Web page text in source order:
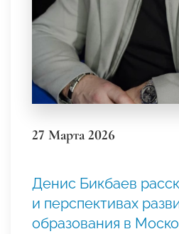
27 Марта 2026
Денис Бикбаев
и перспективах
образования в